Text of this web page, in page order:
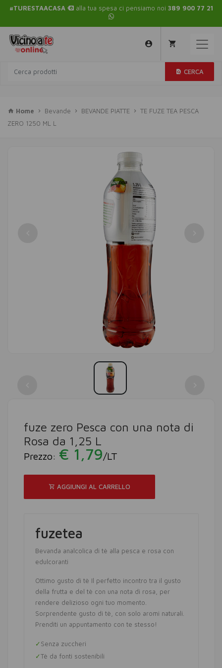
#TURESTAACASA alla tua spesa ci pensiamo noi 389 900 77 21
CERCA
Home Bevande BEVANDE PIATTE
TE FUZE TEA PESCA
ZERO 1250 ML L
fuze zero Pesca con una nota di
Rosa da 1,25 L
Prezzo: € 1,79/LT
AGGIUNGI AL CARRELLO
fuzetea
Bevanda analcolica di tè alla pesca e rosa con
edulcoranti
Ottimo gusto di tè Il perfetto incontro tra il gusto
della frutta e del tè con una nota di rosa, per
rendere delizioso ogni tuo momento.
Sorprendente gusto di tè, con solo aromi naturali.
Prenditi un appuntamento con te stesso!
Senza zuccheri
Tè da fonti sostenibili